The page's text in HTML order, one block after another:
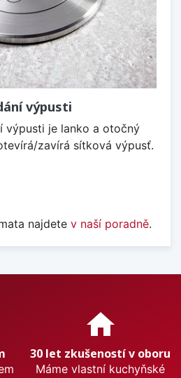
výpusti
výpusti je lanko a otočný
zavírá sítková výpusť.
najdete v naší poradně.
home
30 let zkušeností v oboru
Máme vlastní kuchyňské